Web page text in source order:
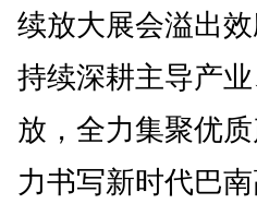
续放大展会溢出
持续深耕主导产
放，全力集聚优
力书写新时代巴